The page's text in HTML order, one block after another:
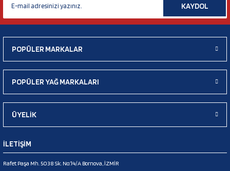
KAYDOL
POPÜLER MARKALAR
POPÜLER YAĞ MARKALARI
ÜYELİK
İLETİŞİM
Rafet Paşa Mh. 5038 Sk. No:14/A Bornova, İZMİR